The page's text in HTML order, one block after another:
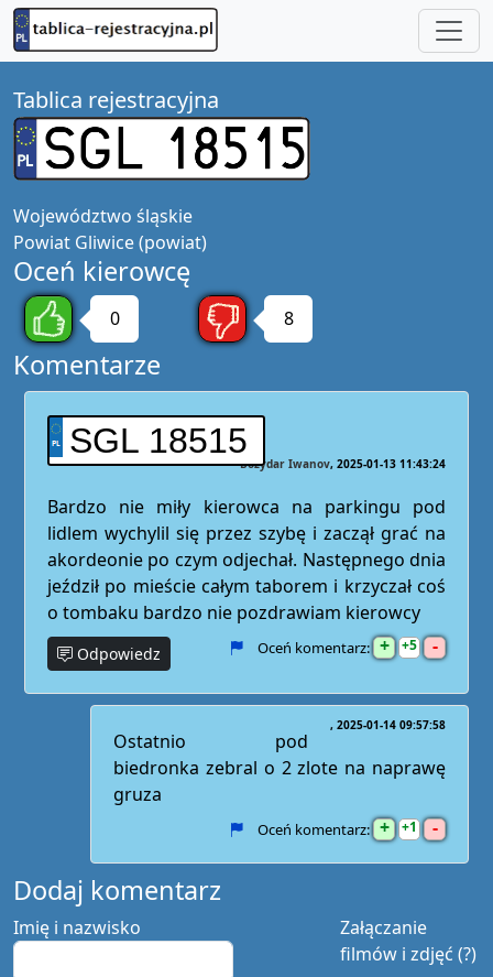
Tablica rejestracyjna
Województwo śląskie
Powiat Gliwice (powiat)
Oceń kierowcę
0 8
Komentarze
SGL 18515
Bożydar Iwanov 2025-01-13 11:43:24
Bardzo nie miły kierowca na parkingu pod
lidlem wychylil się przez szybę i zaczął grać na
akordeonie po czym odjechał. Następnego dnia
jeździł po mieście całym taborem i krzyczał coś
o tombaku bardzo nie pozdrawiam kierowcy
Odpowiedz Oceń komentarz: + 5 -
2025-01-14 09:57:58
Ostatnio pod
biedronka zebral o 2 zlote na naprawę
gruza
Oceń komentarz: + 1 -
Dodaj komentarz
Załączanie
filmów i zdjęć (?)
Imię i nazwisko